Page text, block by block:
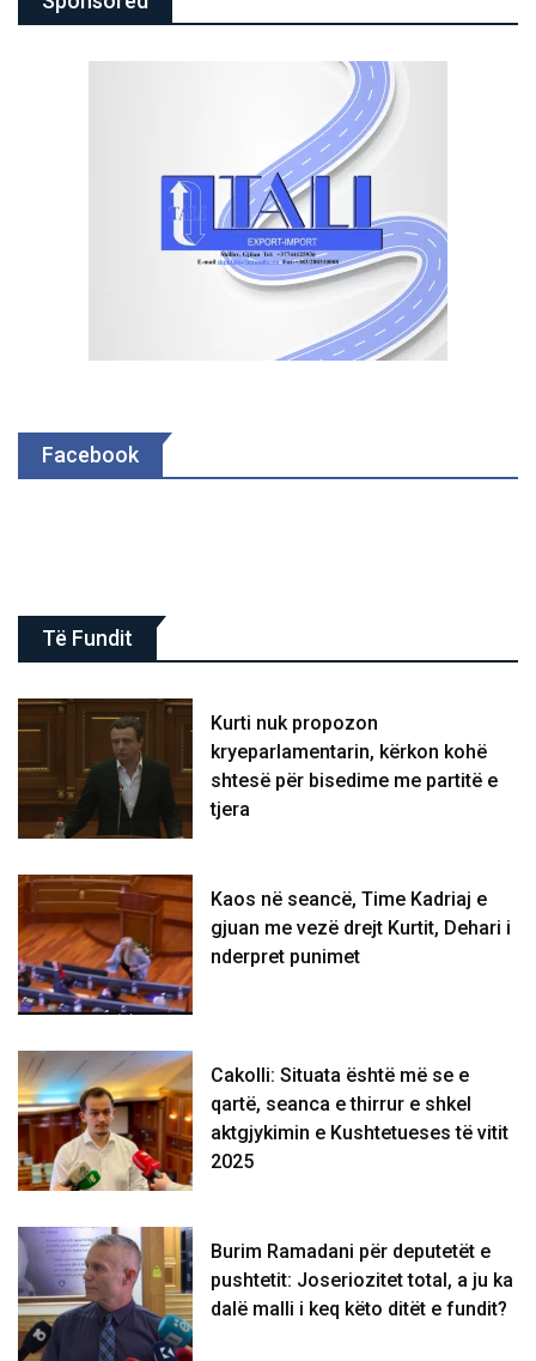
Facebook
Të Fundit
Kurti nuk propozon
kryeparlamentarin, kërkon kohë
shtesë për bisedime me partitë e
tjera
Kaos në seancë, Time Kadriaj e
gjuan me vezë drejt Kurtit, Dehari i
nderpret punimet
Cakolli: Situata është më se e
qartë, seanca e thirrur e shkel
aktgjykimin e Kushtetueses të vitit
2025
Burim Ramadani për deputetët e
pushtetit: Joseriozitet total, a ju ka
dalë malli i keq këto ditët e fundit?